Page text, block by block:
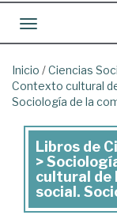
Toggle navigation
Inicio /Ciencias
Contexto cultural
Sociología de la
Libros
de
Ciencias
Libros de
>
cultural de
social.